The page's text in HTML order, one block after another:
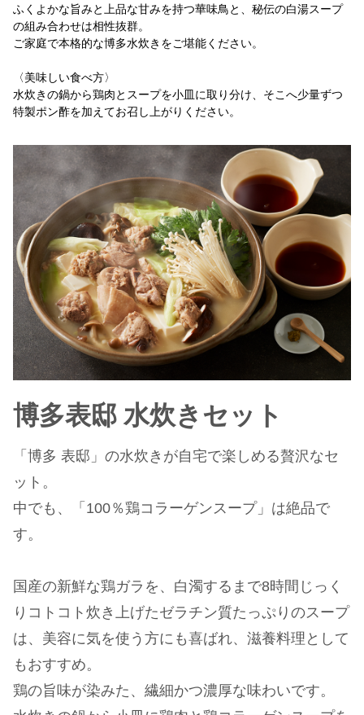
ふくよかな旨みと上品な甘みを持つ華味鳥と、秘伝の白湯スープ
の組み合わせは相性抜群。
ご家庭で本格的な博多水炊きをご堪能ください。
〈美味しい食べ方〉
水炊きの鍋から鶏肉とスープを小皿に取り分け、そこへ少量ずつ
特製ポン酢を加えてお召し上がりください。
博多表邸 水炊きセット
「博多 表邸」の水炊きが自宅で楽しめる贅沢なセ
ット。
中でも、「100％鶏コラーゲンスープ」は絶品で
す。
国産の新鮮な鶏ガラを、白濁するまで8時間じっく
りコトコト炊き上げたゼラチン質たっぷりのスープ
は、美容に気を使う方にも喜ばれ、滋養料理として
もおすすめ。
鶏の旨味が染みた、繊細かつ濃厚な味わいです。